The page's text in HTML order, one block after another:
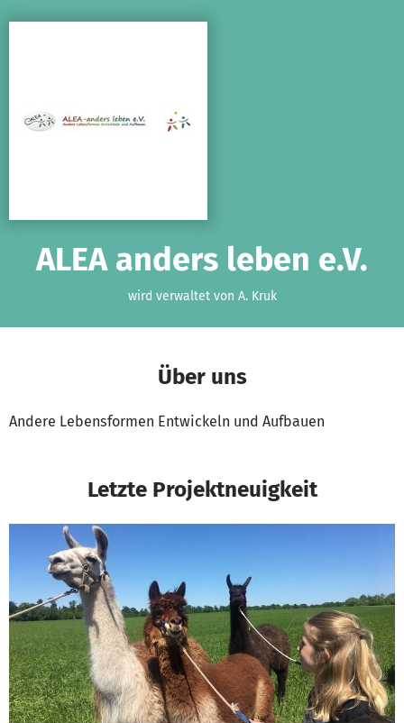
ALEA anders leben e.V.
wird verwaltet von A. Kruk
Über uns
Andere Lebensformen Entwickeln und Aufbauen
Letzte Projektneuigkeit